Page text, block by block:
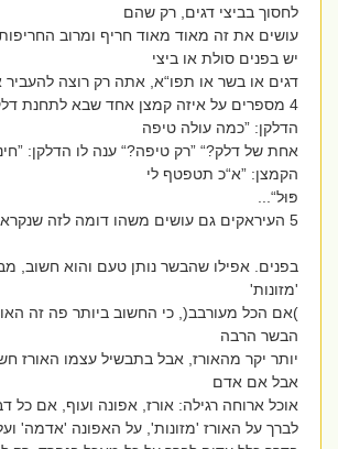
לחסוך בביצי דגים, רק שהם
עושים את זה מאוד מאוד חריף ומרוב החריפות
יש בפנים סולת או ביצי
דגים או בשר או תפו“א, אתה רק רוצה להעביר
4 מספרים על איזה קמצן אחד שבא לתחנת דלק
הדלקן: ”כמה עולה טיפה
אחת של דלק?“ ”רק טיפה?“ ענה לו הדלקן:
הקמצן: ”א“כ תטפטף לי
פּוּל“...
בפנים. אפילו שהבשר נותן טעם והוא חשוב,
'מזונות'
)אם הכל מעורבב(, כי החשוב ביותר פה זה האורז
הבשר הרבה
יותר יקר מהאורז, אבל בתבשיל עצמו האורז
אבל אם אדם
אוכל ארוחה רגילה: אורז, אפונה ועוף, אם כל
לברך על האורז 'מזונות', על האפונה 'אדמה' ועל